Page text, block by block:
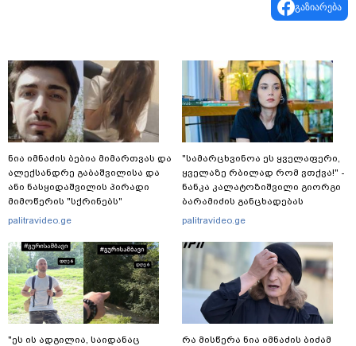
გაზიარება
ნია იმნაძის ბებია მიმართვას და
ალექსანდრე გაბაშვილისა და
ანი ნასყიდაშვილის პირადი
მიმოწერის "სქრინებს"
ავრცელებს
palitravideo.ge
"ეს ის ადგილია, საიდანაც
"სა­მარ­ცხვი­ნოა ეს ყვე­ლა­ფე­რი,
ყვე­ლა­ზე რბი­ლად რომ ვთქვა!" -
ნანკა კალატოზიშვილი გიორგი
ბარამიძის განცხადებას
ეხმაურება
palitravideo.ge
რა მისწერა ნია იმნაძის ბიძამ